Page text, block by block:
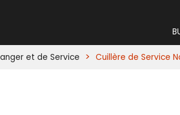
et de Service Cuillère de Service